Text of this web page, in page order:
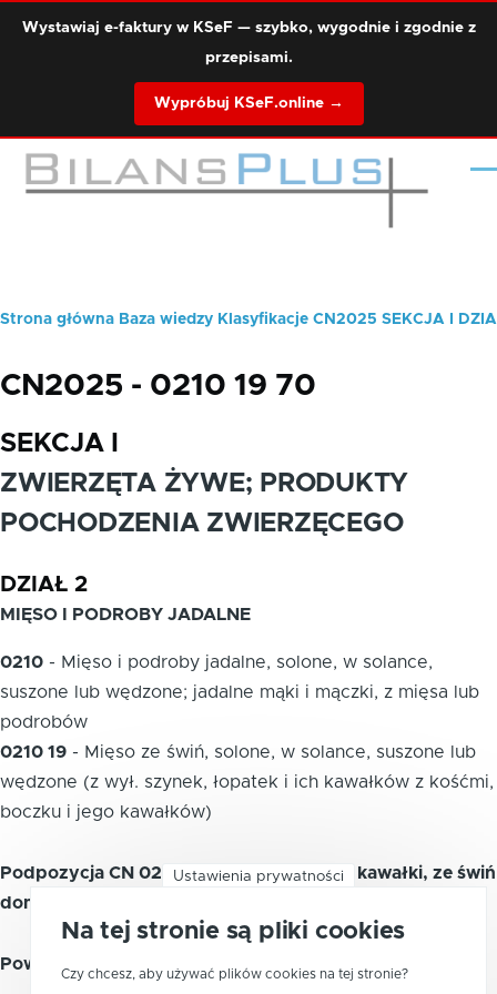
Wystawiaj e-faktury w KSeF — szybko, wygodnie i zgodnie z
przepisami.
Wypróbuj KSeF.online →
Ścieżka
Strona główna Baza wiedzy Klasyfikacje CN2025 SEKCJA I
CN2025 - 0210 19 70
SEKCJA I
ZWIERZĘTA ŻYWE; PRODUKTY
POCHODZENIA ZWIERZĘCEGO
DZIAŁ 2
MIĘSO I PODROBY JADALNE
0210 - Mięso i podroby jadalne, solone, w solance,
suszone lub wędzone; jadalne mąki i mączki, z mięsa lub
podrobów
0210 19 - Mięso ze świń, solone, w solance, suszone lub
wędzone (z wył. szynek, łopatek i ich kawałków z kośćmi,
boczku i jego kawałków)
Podpozycja CN 0210 19 70 - Schaby i ich kawałki, ze świń
domowych, suszone lub wędzone
Powiązane kody PKWiU 2015
Ustawienia prywatności
Na tej stronie są pliki cookies
Czy chcesz, aby używać plików cookies na tej stronie?